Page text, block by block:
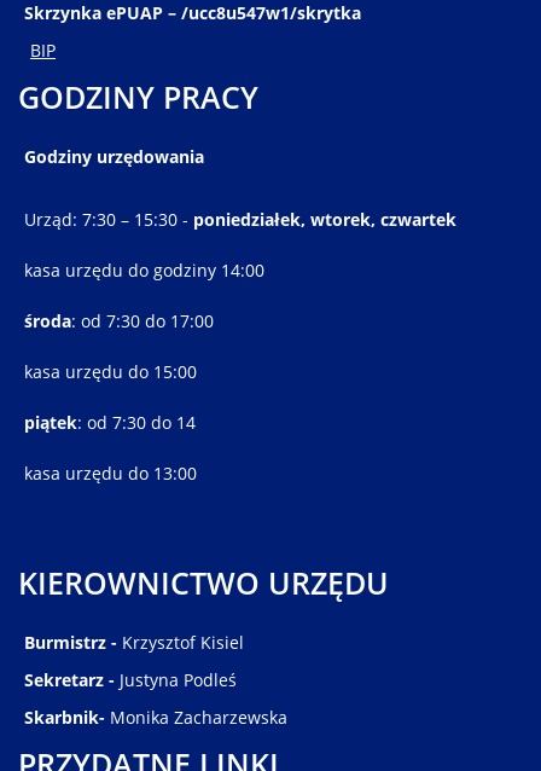
Skrzynka ePUAP – /ucc8u547w1/skrytka
BIP
GODZINY PRACY
Godziny urzędowania
Urząd: 7:30 – 15:30 - poniedziałek, wtorek, czwartek
kasa urzędu do godziny 14:00
środa: od 7:30 do 17:00
kasa urzędu do 15:00
piątek: od 7:30 do 14
kasa urzędu do 13:00
KIEROWNICTWO URZĘDU
Burmistrz - Krzysztof Kisiel
Sekretarz - Justyna Podleś
Skarbnik- Monika Zacharzewska